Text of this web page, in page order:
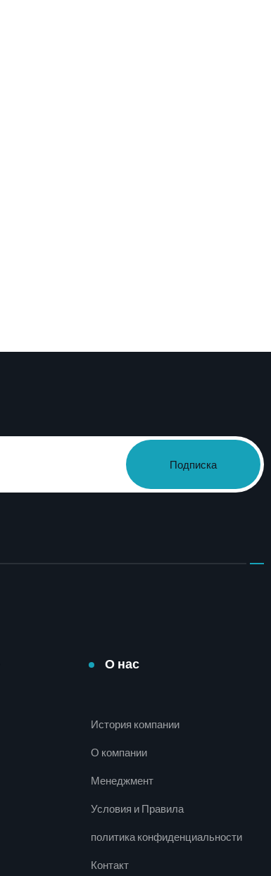
Подписка
О нас
История компании
О компании
Менеджмент
Условия и Правила
политика конфиденциальности
Контакт